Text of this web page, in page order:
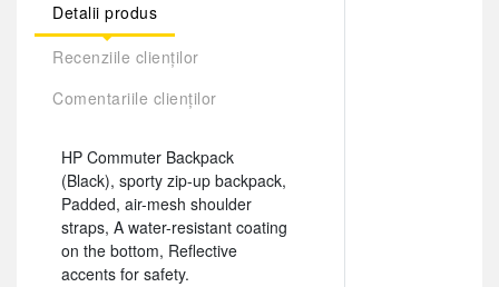
Detalii produs
Recenziile clienților
Comentariile clienților
HP Commuter Backpack
(Black), sporty zip-up backpack,
Padded, air-mesh shoulder
straps, A water-resistant coating
on the bottom, Reflective
accents for safety.